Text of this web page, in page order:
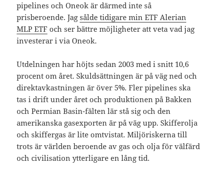
pipelines och Oneok är därmed inte så
prisberoende. Jagsålde tidigare min ETF Alerian
MLP ETF och ser bättre möjligheter att veta vad jag
investerar i via Oneok.
Utdelningen har höjts sedan 2003 med i snitt 10,6
procent om året. Skuldsättningen är på väg ned och
direktavkastningen är över 5%. Fler pipelines ska
tas i drift under året och produktionen på Bakken
och Permian Basin-fälten lär stå sig och den
amerikanska gasexporten är på väg upp. Skifferolja
och skiffergas är lite omtvistat. Miljöriskerna till
trots är världen beroende av gas och olja för välfärd
och civilisation ytterligare en lång tid.